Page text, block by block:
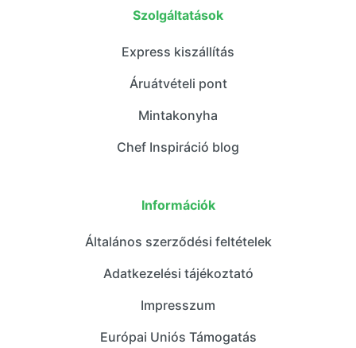
Szolgáltatások
Express kiszállítás
Áruátvételi pont
Mintakonyha
Chef Inspiráció blog
Információk
Általános szerződési feltételek
Adatkezelési tájékoztató
Impresszum
Európai Uniós Támogatás